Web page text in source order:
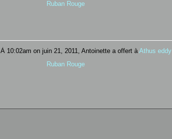
Ruban Rouge
À 10:02am on juin 21, 2011, Antoinette a offert àAthus eddy
Ruban Rouge